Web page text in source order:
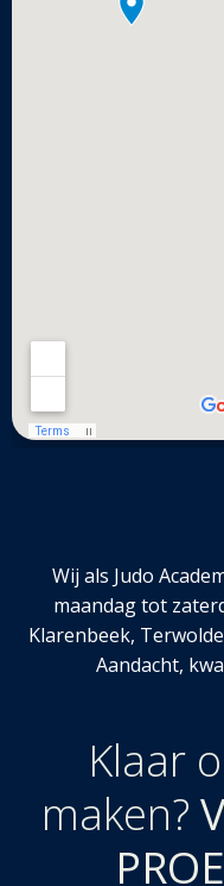
Wij als Judo
maandag tot
Klarenbeek,
Aandacht,
Klaar
maken?